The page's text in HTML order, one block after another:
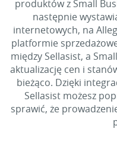
produktów z Small
następnie
internetowych, na
platformie
między Sellasist, a
aktualizację cen i
bieżąco. Dzięki
Sellasist możesz
sprawić, że